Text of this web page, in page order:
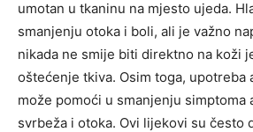
umotan u tkaninu na mjesto ujeda.
smanjenju otoka i boli, ali je važno
nikada ne smije biti direktno na koži
oštećenje tkiva. Osim toga, upotreba
može pomoći u smanjenju simptoma
svrbeža i otoka. Ovi lijekovi su često